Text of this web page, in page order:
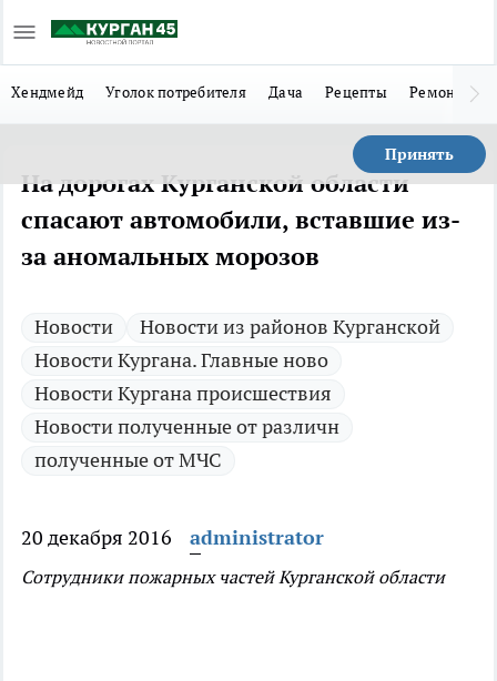
Хендмейд Уголок потребителя Дача Рецепты Ремонт
Принять
На дорогах Курганской области
спасают автомобили, вставшие из-
за аномальных морозов
Новости
Новости из районов Курганской
Новости Кургана. Главные ново
Новости Кургана происшествия
Новости полученные от различн
полученные от МЧС
20 декабря 2016 administrator
Сотрудники пожарных частей Курганской области